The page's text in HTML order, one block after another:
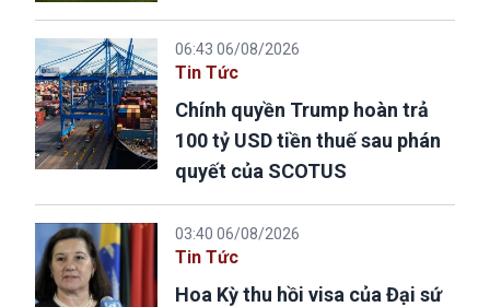
06:43 06/08/2026
Tin Tức
Chính quyền Trump hoàn trả
100 tỷ USD tiền thuế sau phán
quyết của SCOTUS
03:40 06/08/2026
Tin Tức
Hoa Kỳ thu hồi visa của Đại sứ